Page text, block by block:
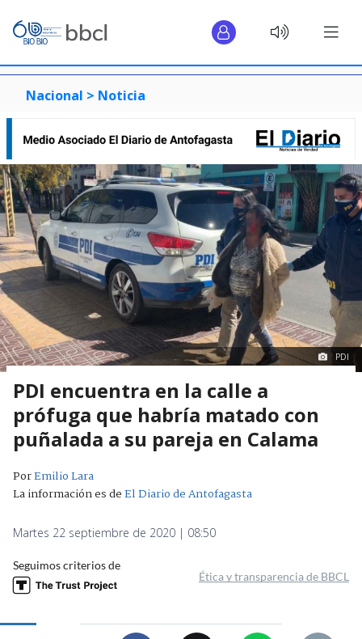
Nacional > Noticia
PDI
PDI encuentra en la calle a
prófuga que habría matado con
puñalada a su pareja en Calama
PorEmilio Lara
La información es deEl Diario de Antofagasta
Martes 22 septiembre de 2020 | 08:50
Seguimos criterios de
Ética y transparencia de BBCL